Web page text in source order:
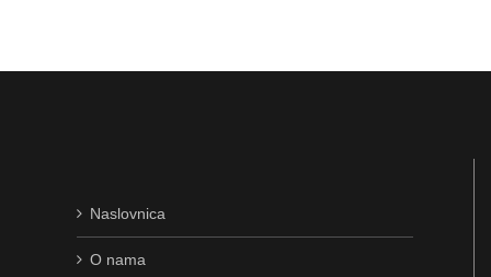
Naslovnica
O nama